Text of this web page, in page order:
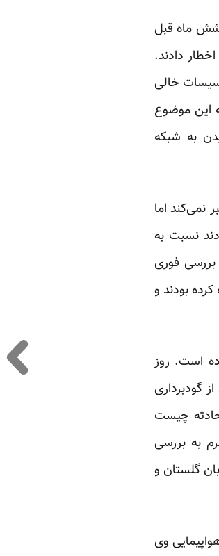
ماه قبل
دادند.
خالی
این موضوع
به شبکه
نمی‌کند اما
نسبت به
فوری
بودند و
است. روز
گودبرداری
چیست
به بررسی
گلستان و
وی